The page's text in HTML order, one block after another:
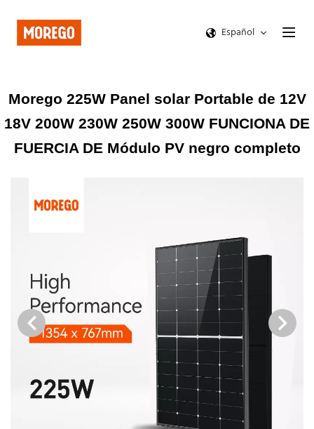
Español
Morego 225W Panel solar Portable de 12V
18V 200W 230W 250W 300W FUNCIONA DE
FUERCIA DE Módulo PV negro completo